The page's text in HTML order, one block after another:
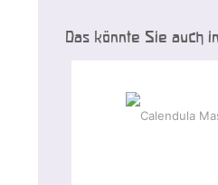
Das könnte Sie auch